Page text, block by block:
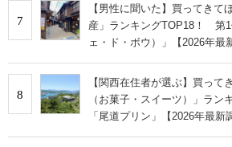
7
【男性に聞いた】買ってきて
産」ランキングTOP18！ 第
ェ・ド・ボウ）」【2026年最
8
【関西在住者が選ぶ】買って
（お菓子・スイーツ）」ラ
「尾道プリン」【2026年最新